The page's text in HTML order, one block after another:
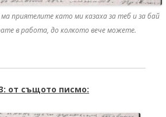
приятелите като ми казаха за теб и за бай
в работа, до колкото вече можете.
от същото писмо: